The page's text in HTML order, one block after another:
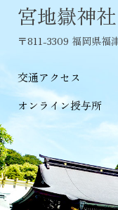
宮地嶽神社
〒811-3309 福岡県福
交通アクセス
オンライン授与所